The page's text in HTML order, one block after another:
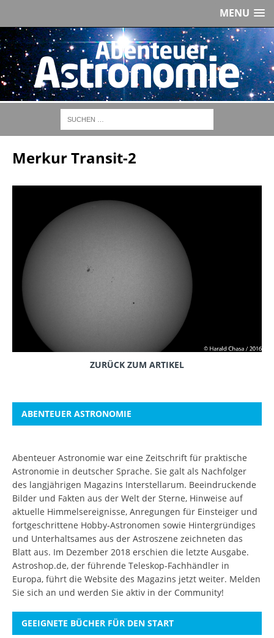
MENU
Merkur Transit-2
ZURÜCK ZUM ARTIKEL
ABENTEUER ASTRONOMIE
Abenteuer Astronomie war eine Zeitschrift für praktische
Astronomie in deutscher Sprache. Sie galt als Nachfolger
des langjährigen Magazins Interstellarum. Beeindruckende
Bilder und Fakten aus der Welt der Sterne, Hinweise auf
aktuelle Himmelsereignisse, Anregungen für Einsteiger und
fortgeschrittene Hobby-Astronomen sowie Hintergründiges
und Unterhaltsames aus der Astroszene zeichneten das
Blatt aus. Im Dezember 2018 erschien die letzte Ausgabe.
Astroshop.de, der führende Teleskop-Fachhändler in
Europa, führt die Website des Magazins jetzt weiter. Melden
Sie sich an und werden Sie aktiv in der Community!
GEEIGNETE BÜCHER FÜR DEN START